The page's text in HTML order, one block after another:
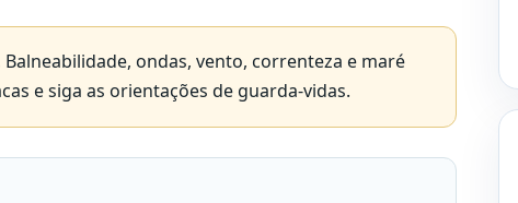
Balneabilidade, ondas, vento, correnteza e maré
e siga as orientações de guarda-vidas.